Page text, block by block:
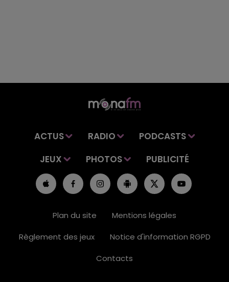
ACTUS RADIO
PODCASTS
JEUX
PHOTOS PUBLICITÉ
Plan du site
Mentions légales
Règlement des jeux
Notice d'information RGPD
Contacts